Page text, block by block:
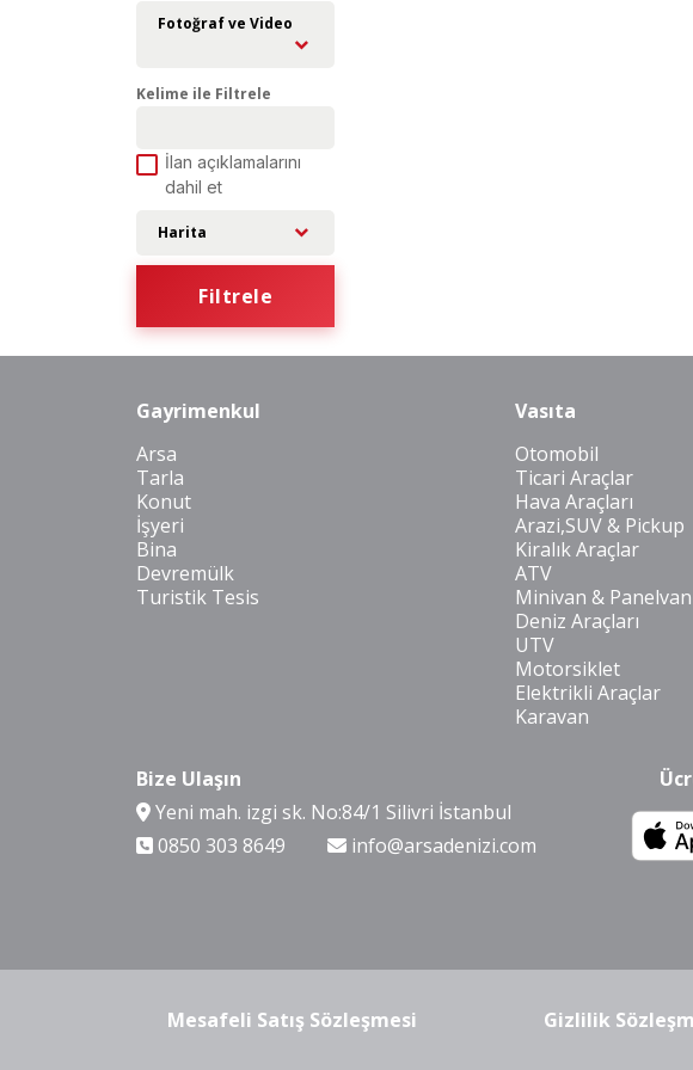
Fotoğraf ve Video
Kelime ile Filtrele
İlan açıklamalarını
dahil et
Harita
Filtrele
Gayrimenkul
Arsa
Tarla
Konut
İşyeri
Bina
Devremülk
Turistik Tesis
Vasıta
Otomobil
Ticari Araçlar
Hava Araçları
Arazi,SUV & Pickup
Kiralık Araçlar
ATV
Minivan & Panelvan
Deniz Araçları
UTV
Motorsiklet
Elektrikli Araçlar
Karavan
Bize Ulaşın
Yeni mah. izgi sk. No:84/1 Silivri İstanbul
0850 303 8649
info@arsadenizi.com
Mesafeli Satış Sözleşmesi Gizlilik